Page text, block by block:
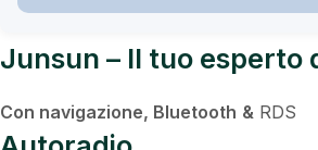
Junsun – Il tuo
Con navigazione, Bluetooth & RDS